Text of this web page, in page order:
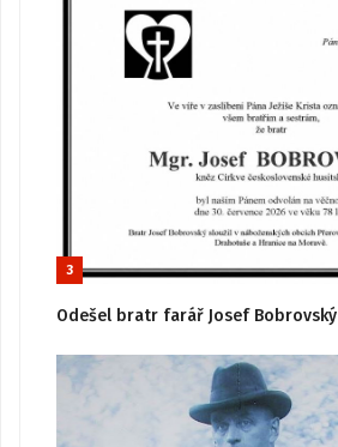
3
Odešel bratr farář Josef Bobrovský